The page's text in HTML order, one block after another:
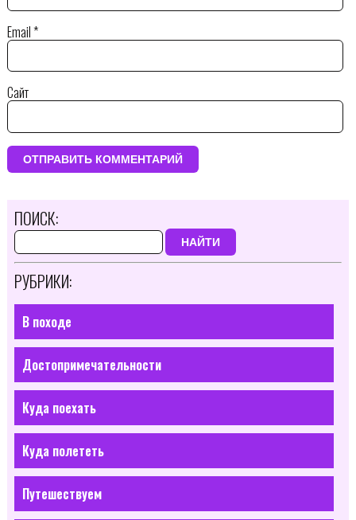
Email*
Сайт
ПОИСК:
НАЙТИ
РУБРИКИ:
В походе
Достопримечательности
Куда поехать
Куда полететь
Путешествуем